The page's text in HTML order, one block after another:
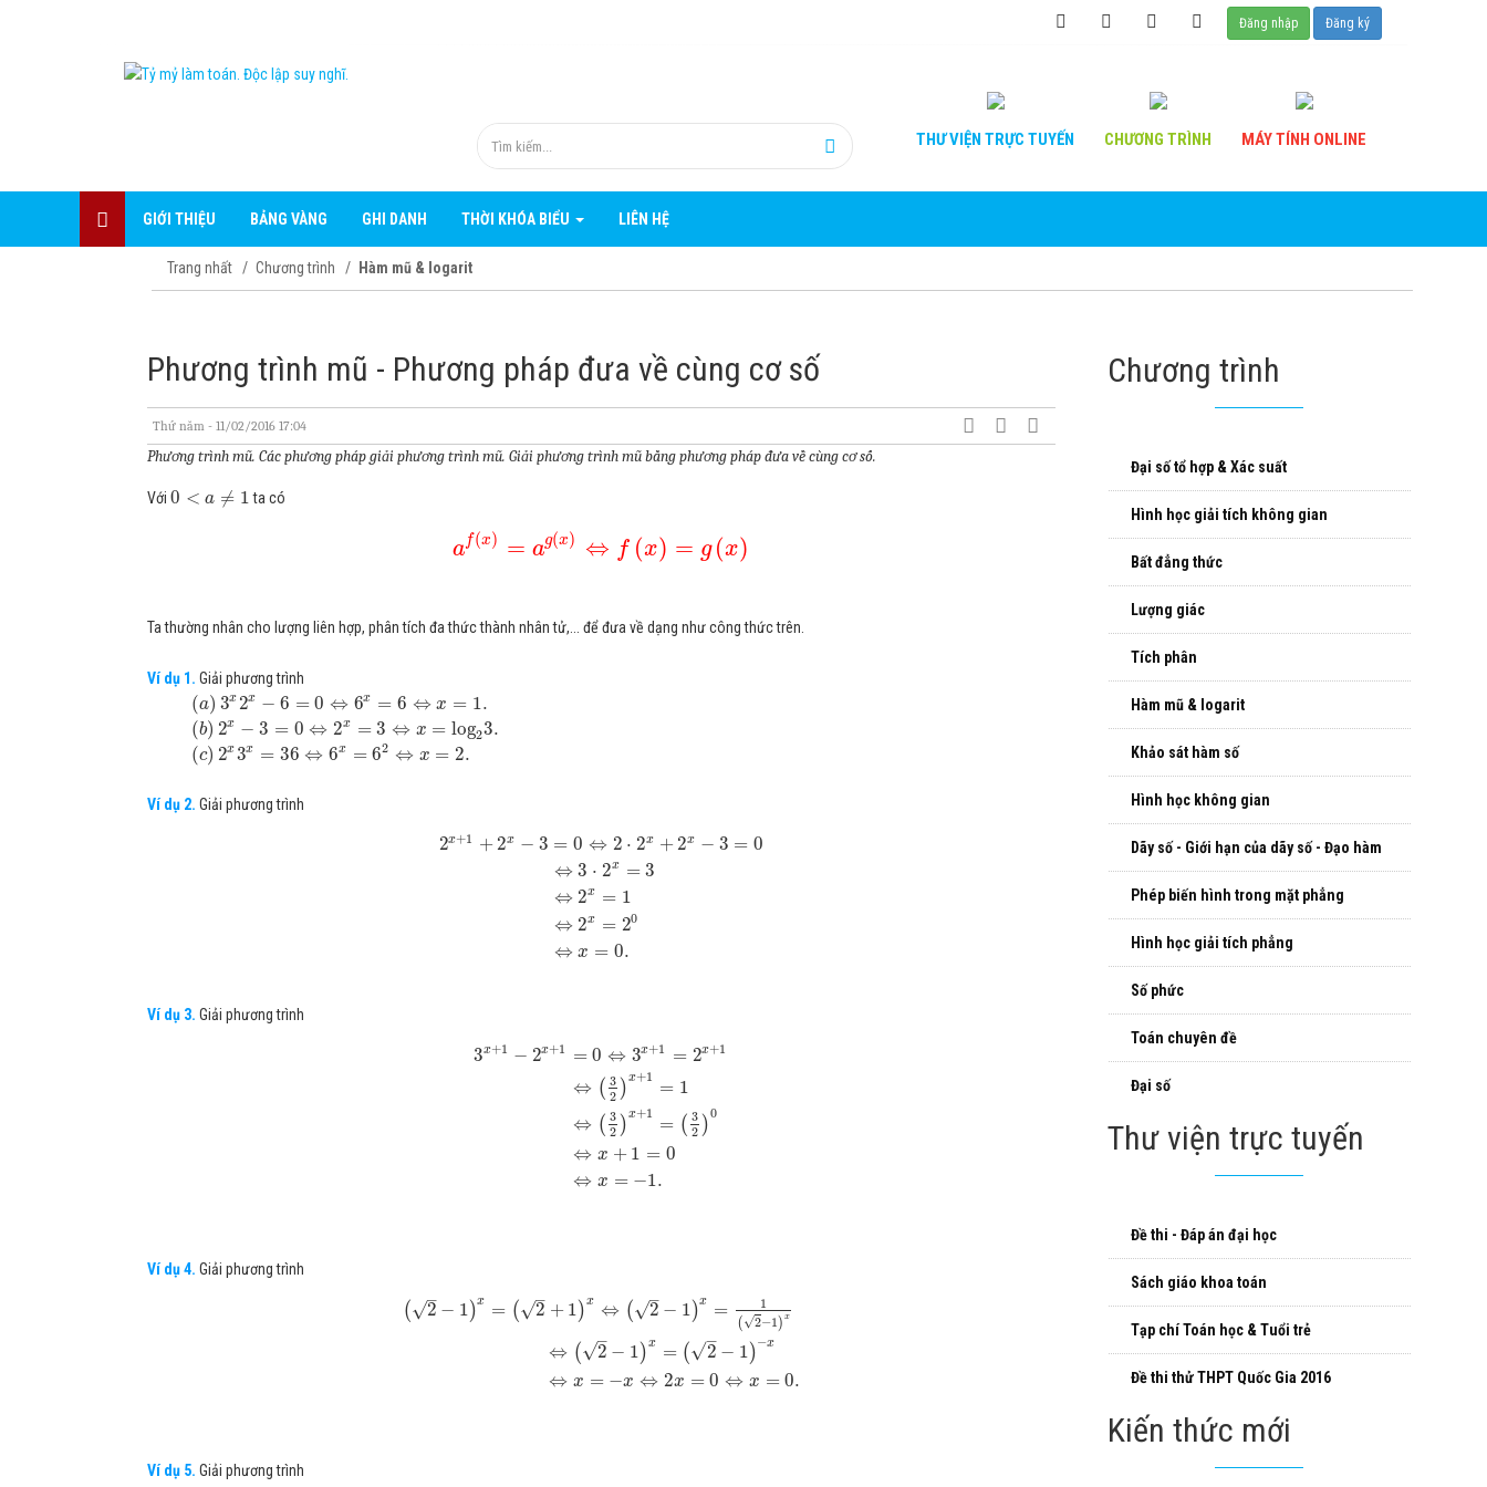
Đăng nhập Đăng ký
THƯ VIỆN TRỰC TUYẾN CHƯƠNG TRÌNH MÁY TÍNH ONLINE
GIỚI THIỆU BẢNG VÀNG GHI DANH THỜI KHÓA BIỂU LIÊN HỆ
Trang nhất Chương trình Hàm mũ & logarit
Phương trình mũ - Phương pháp đưa về cùng cơ số
Thứ năm - 11/02/2016 17:04
Phương trình mũ. Các phương pháp giải phương trình mũ. Giải phương trình mũ bằng phương pháp đưa về cùng cơ số.
Với 0 < a ≠ 1ta có
a f(x) = ag(x) ⇔ f (x) = g (x)
Ta thường nhân cho lượng liên hợp, phân tích đa thức thành nhân tử,... để đưa về dạng như công thức trên.
Ví dụ 1. Giải phương trình
(a) 3x 2x − 6 = 0 ⇔ 6x = 6 ⇔ x = 1.
(b) 2x − 3 = 0 ⇔ 2x = 3 ⇔ x = log23.
(c) 2x3x = 36 ⇔ 6x = 62 ⇔ x = 2.
Ví dụ 2. Giải phương trình
2x+1 + 2x − 3 = 0 ⇔ 2 ⋅ 2x + 2x − 3 = 0
⇔ 3 ⋅ 2x = 3
⇔ 2x = 1
⇔ 2x = 20
⇔ x = 0.
Ví dụ 3. Giải phương trình
3x+1 − 2x+1 = 0 ⇔ 3x+1 = 2x+1
⇔ ( 3
2 )x+1 = 1
⇔ ( 3
2 )x+1 = ( 3
2 )0
⇔ x + 1 = 0
⇔ x = −1.
Ví dụ 4. Giải phương trình
( 2
–
√ − 1)x = ( 2
–
√ + 1)x ⇔ ( 2
–
√ − 1)x =
1
(
2
√ −1)x
⇔ ( 2
–
√ − 1)x = ( 2
–
√ − 1)−x
⇔ x = −x ⇔ 2x = 0 ⇔ x = 0.
Ví dụ 5. Giải phương trình
Chương trình
Đại số tổ hợp & Xác suất
Hình học giải tích không gian
Bất đẳng thức
Lượng giác
Tích phân
Hàm mũ & logarit
Khảo sát hàm số
Hình học không gian
Dãy số - Giới hạn của dãy số - Đạo hàm
Phép biến hình trong mặt phẳng
Hình học giải tích phẳng
Số phức
Toán chuyên đề
Đại số
Thư viện trực tuyến
Đề thi - Đáp án đại học
Sách giáo khoa toán
Tạp chí Toán học & Tuổi trẻ
Đề thi thử THPT Quốc Gia 2016
Kiến thức mới